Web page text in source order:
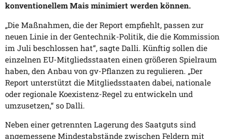
konventionellem Mais minimiert werden können.
„Die Maßnahmen, die der Report empfiehlt, passen zur
neuen Linie in der Gentechnik-Politik, die die Kommission
im Juli beschlossen hat“, sagte Dalli. Künftig sollen die
einzelnen EU-Mitgliedsstaaten einen größeren Spielraum
haben, den Anbau von gv-Pflanzen zu regulieren. „Der
Report unterstützt die Mitgliedsstaaten dabei, nationale
oder regionale Koexistenz-Regel zu entwickeln und
umzusetzen,“ so Dalli.
Neben einer getrennten Lagerung des Saatguts sind
angemessene Mindestabstände zwischen Feldern mit